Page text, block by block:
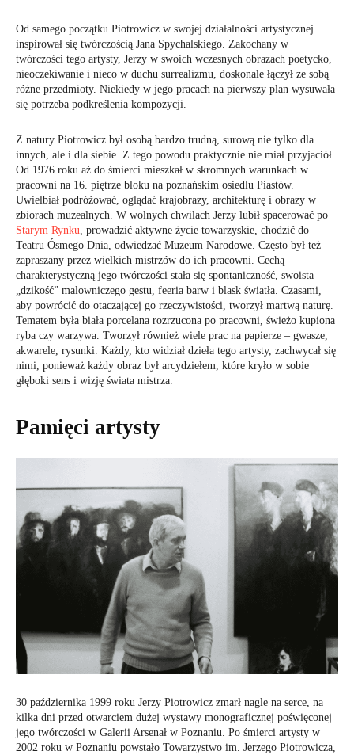
Od samego początku Piotrowicz w swojej działalności artystycznej
inspirował się twórczością Jana Spychalskiego. Zakochany w
twórczości tego artysty, Jerzy w swoich wczesnych obrazach poetycko,
nieoczekiwanie i nieco w duchu surrealizmu, doskonale łączył ze sobą
różne przedmioty. Niekiedy w jego pracach na pierwszy plan wysuwała
się potrzeba podkreślenia kompozycji.
Z natury Piotrowicz był osobą bardzo trudną, surową nie tylko dla
innych, ale i dla siebie. Z tego powodu praktycznie nie miał przyjaciół.
Od 1976 roku aż do śmierci mieszkał w skromnych warunkach w
pracowni na 16. piętrze bloku na poznańskim osiedlu Piastów.
Uwielbiał podróżować, oglądać krajobrazy, architekturę i obrazy w
zbiorach muzealnych. W wolnych chwilach Jerzy lubił spacerować po
Starym Rynku , prowadzić aktywne życie towarzyskie, chodzić do
Teatru Ósmego Dnia, odwiedzać Muzeum Narodowe. Często był też
zapraszany przez wielkich mistrzów do ich pracowni. Cechą
charakterystyczną jego twórczości stała się spontaniczność, swoista
„dzikość” malowniczego gestu, feeria barw i blask światła. Czasami,
aby powrócić do otaczającej go rzeczywistości, tworzył martwą naturę.
Tematem była biała porcelana rozrzucona po pracowni, świeżo kupiona
ryba czy warzywa. Tworzył również wiele prac na papierze – gwasze,
akwarele, rysunki. Każdy, kto widział dzieła tego artysty, zachwycał się
nimi, ponieważ każdy obraz był arcydziełem, które kryło w sobie
głęboki sens i wizję świata mistrza.
Pamięci artysty
30 października 1999 roku Jerzy Piotrowicz zmarł nagle na serce, na
kilka dni przed otwarciem dużej wystawy monograficznej poświęconej
jego twórczości w Galerii Arsenał w Poznaniu. Po śmierci artysty w
2002 roku w Poznaniu powstało Towarzystwo im. Jerzego Piotrowicza,